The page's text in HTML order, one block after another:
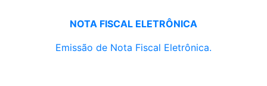
NOTA FISCAL ELETRÔNICA
Emissão de Nota Fiscal Eletrônica.